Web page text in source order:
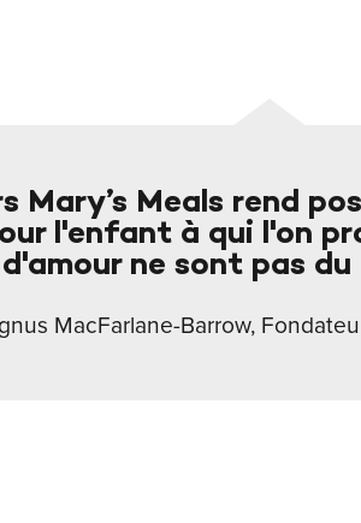
Mary’s Meals rend
l'enfant à qui l'on
ne sont pas
MacFarlane-Barrow,